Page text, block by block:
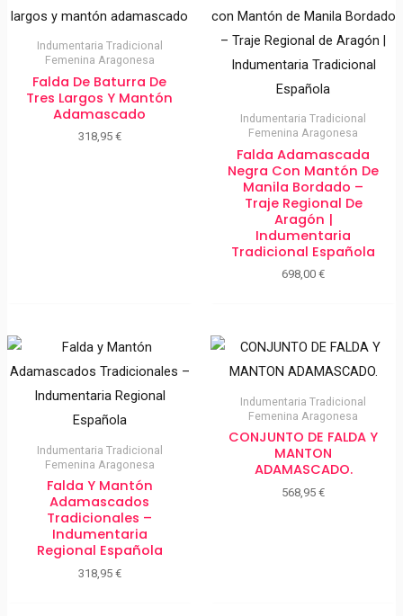
Indumentaria Tradicional
Femenina Aragonesa
Falda De Baturra De
Tres Largos Y Mantón
Adamascado
318,95 €
Indumentaria Tradicional
Femenina Aragonesa
Falda Adamascada
Negra Con Mantón De
Manila Bordado –
Traje Regional De
Aragón |
Indumentaria
Tradicional Española
698,00€
Indumentaria Tradicional
Femenina Aragonesa
Falda Y Mantón
Adamascados
Tradicionales –
Indumentaria
Regional Española
318,95 €
Indumentaria Tradicional
Femenina Aragonesa
CONJUNTO DE FALDA Y
MANTON
ADAMASCADO.
568,95€